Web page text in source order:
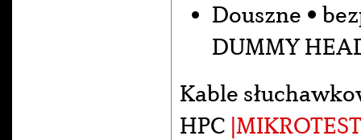
Douszne •
DUMMY
Kable
HPC